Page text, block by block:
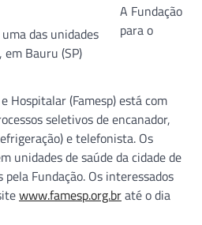
das unidades
em Bauru (SP)
A Fundação
para o
Hospitalar (Famesp) está com
seletivos de encanador,
e telefonista. Os
unidades de saúde da cidade de
Fundação. Os interessados
www.famesp.org.braté o dia